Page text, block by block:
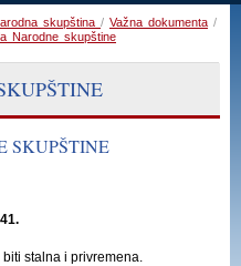
skupština / Važna dokumenta /
Narodne skupštine
SKUPŠTINE
stalna i privremena.